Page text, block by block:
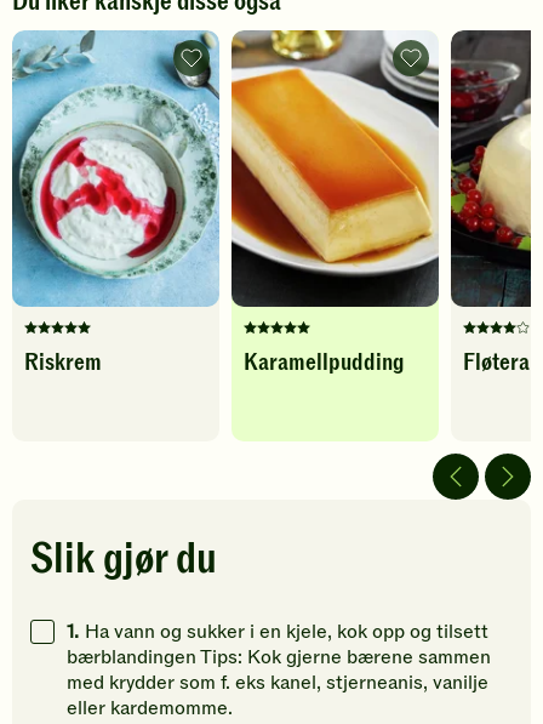
Navn på
næringsstoffetantall
Energi 77kcal
Fett
1g
Protein
1g
Karbohydrater
17g
Denne
oppskriften
Klikk
for
gi
din
vurdering.
Riskrem
Riskrem
-
legg
til
favoritter
Denne
oppskriften
5
din
vurdering.
Karamellpudding
Karamellpudding
-
legg
til
favoritter
Denne
av
5
din
Slik gjør du
1. Ha vann og sukker i en kjele, kok opp og tilsett
bærblandingen Tips: Kok gjerne bærene sammen
med krydder som f. eks kanel, stjerneanis, vanilje
eller kardemomme.